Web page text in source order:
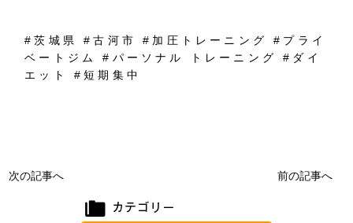
#茨城県 #古河市 # 加圧トレーニング # プライ
ベートジム
# パーソナル トレーニング # ダイ
エット
#短期集中
次の記事へ 前の記事へ